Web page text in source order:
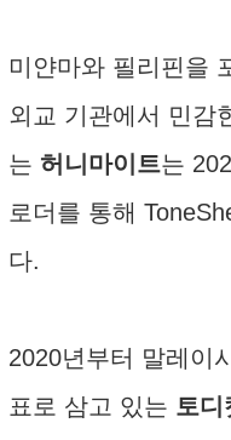
미얀마와 필리핀을
외교 기관에서 민감
는 허니마이트는
로더를 통해
다.
2020년부터 말레이
표로 삼고 있는 토디